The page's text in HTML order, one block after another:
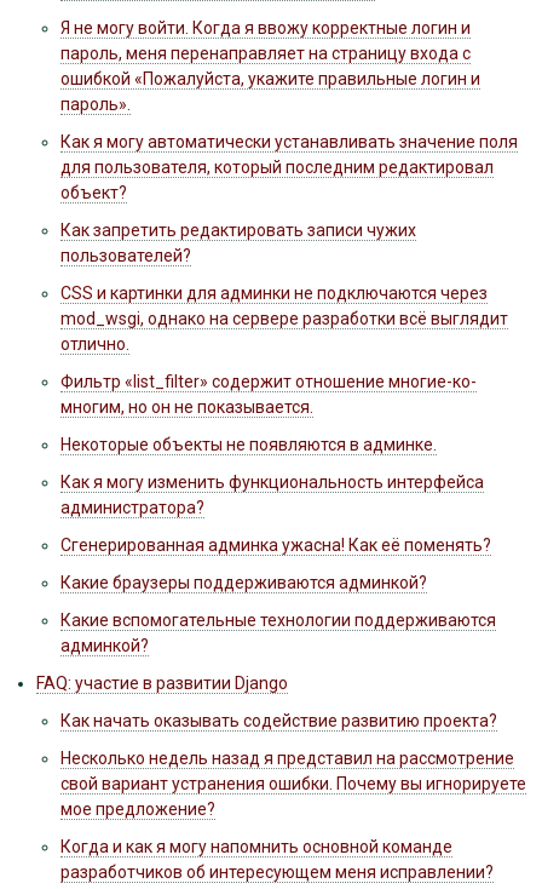
Я не могу войти. Когда я ввожу корректные логин и
пароль, меня перенаправляет на страницу входа с
ошибкой «Пожалуйста, укажите правильные логин и
пароль».
Как я могу автоматически устанавливать значение поля
для пользователя, который последним редактировал
объект?
Как запретить редактировать записи чужих
пользователей?
CSS и картинки для админки не подключаются через
mod_wsgi, однако на сервере разработки всё выглядит
отлично.
Фильтр «list_filter» содержит отношение многие-ко-
многим, но он не показывается.
Некоторые объекты не появляются в админке.
Как я могу изменить функциональность интерфейса
администратора?
Сгенерированная админка ужасна! Как её поменять?
Какие браузеры поддерживаются админкой?
Какие вспомогательные технологии поддерживаются
админкой?
FAQ: участие в развитии Django
Как начать оказывать содействие развитию проекта?
Несколько недель назад я представил на рассмотрение
свой вариант устранения ошибки. Почему вы игнорируете
мое предложение?
Когда и как я могу напомнить основной команде
разработчиков об интересующем меня исправлении?